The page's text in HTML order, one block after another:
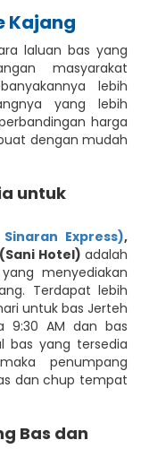
Kajang
laluan bas yang
masyarakat
lebih
yang lebih
harga
dengan mudah
untuk
Express),
Hotel) adalah
menyediakan
Terdapat lebih
untuk bas Jerteh
9:30 AM dan bas
bas yang tersedia
penumpang
dan chup tempat
Bas dan